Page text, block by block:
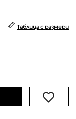
Таблица с размери